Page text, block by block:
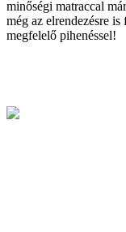
minőségi matraccal
még az elrendezésre
megfelelő pihenéssel!